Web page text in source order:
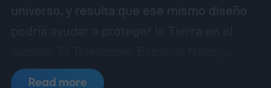
universo, y resulta que ese mismo diseño
Grace Roman está programado para
Read more